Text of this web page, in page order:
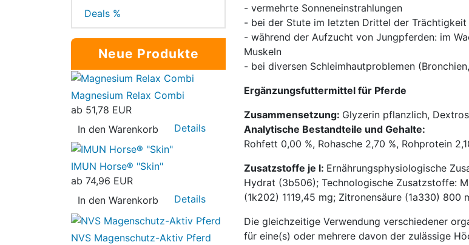
Deals %
Neue Produkte
Magnesium Relax Combi
ab 51,78 EUR
In den Warenkorb
Details
IMUN Horse® "Skin"
ab 74,96 EUR
In den Warenkorb
Details
NVS Magenschutz-Aktiv Pferd
- vermehrte Sonneneinstrahlungen
- bei der Stute im letzten Drittel der Trächtigkeit
- während der Aufzucht von Jungpferden: im
Muskeln
- bei diversen Schleimhautproblemen
Ergänzungsfuttermittel für Pferde
Zusammensetzung: Glyzerin pflanzlich,
Analytische Bestandteile und Gehalte:
Rohfett 0,00 %, Rohasche 2,70 %, Rohprotein
Zusatzstoffe je l: Ernährungsphysiologische
Hydrat (3b506); Technologische Zusatzstoffe:
(1k202) 1119,45 mg; Zitronensäure (1a330) 800
Die gleichzeitige Verwendung verschiedener
für eine(s) oder mehrere davon der zulässige